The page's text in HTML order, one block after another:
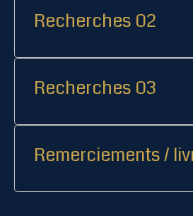
Recherches 02
Recherches 03
Remerciements /